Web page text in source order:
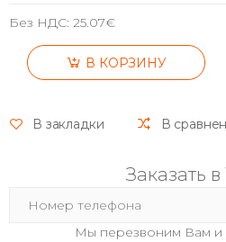
Без НДС: 25.07€
В КОРЗИНУ
В закладки В
Заказать в
Мы перезвоним Вам и